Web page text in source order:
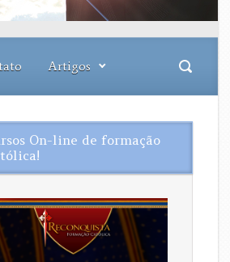
Artigos
On-line de formação